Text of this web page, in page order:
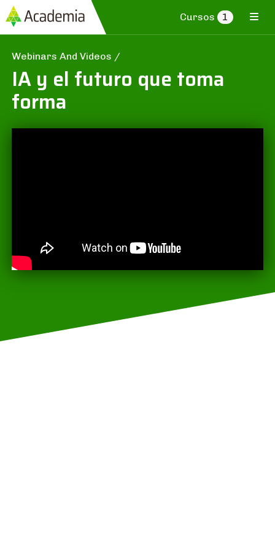
Cursos 1
Webinars And Videos /
IA y el futuro que toma
forma